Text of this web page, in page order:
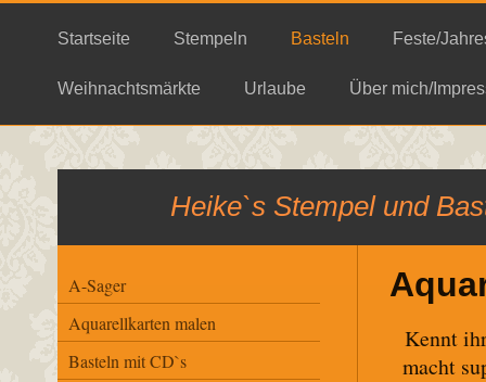
Startseite Stempeln Basteln Feste/
Weihnachtsmärkte Urlaube Über mich/
Heike`s Stempel und
Kennt
macht
A-Sager
Aquarellkarten malen
Basteln mit CD`s